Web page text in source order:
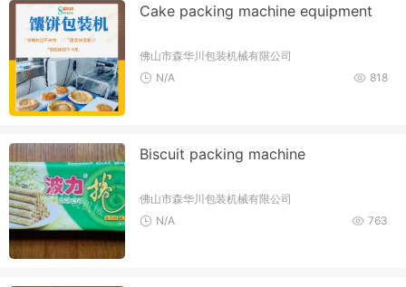
Cake packing machine equipment
佛山市森华川包装机械有限公司
818
N/A
Biscuit packing machine
佛山市森华川包装机械有限公司
763
N/A